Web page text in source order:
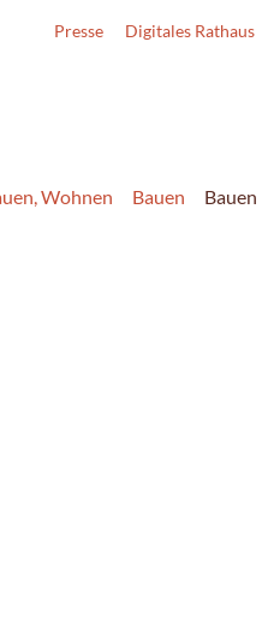
Presse Digitales Rathaus
Wohnen Bauen Bauen